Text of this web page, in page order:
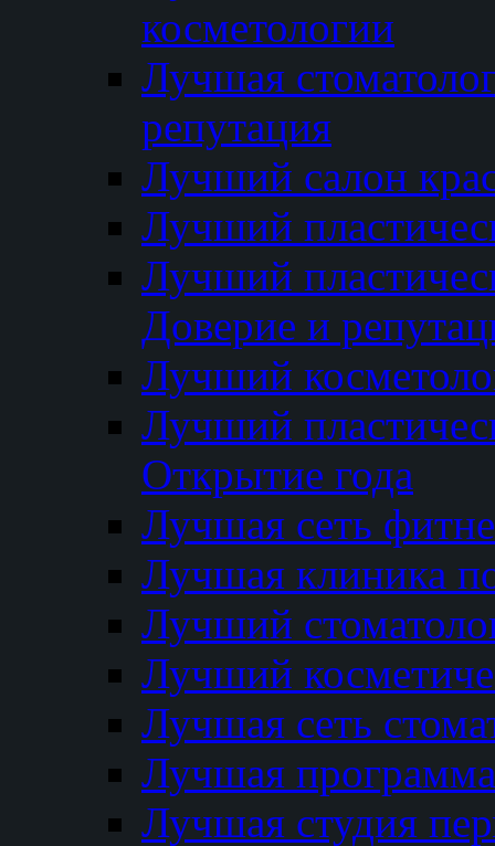
косметологии
Лучшая
репутация
Лучший салон
Лучший
Лучший
Доверие и
Лучший
Лучший
Открытие года
Лучшая сеть
Лучшая клиника
Лучший
Лучший
Лучшая сеть
Лучшая программа
Лучшая студия